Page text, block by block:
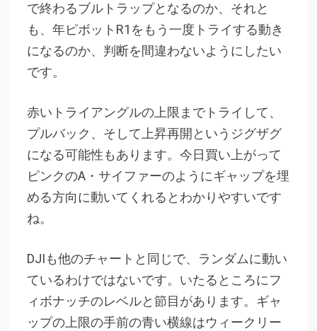
で終わるブルトラップとなるのか、それと
も、年ピボットR1をもう一度トライする動き
になるのか、判断を間違わないようにしたい
です。
赤いトライアングルの上限までトライして、
プルバック、そして上昇再開というジグザグ
になる可能性もあります。今日買い上がって
ピンクのA・サイファーのようにギャップを埋
める方向に動いてくれるとわかりやすいです
ね。
DJIも他のチャートと同じで、ランダムに動い
ているわけではないです。いたるところにフ
ィボナッチのレベルと節目があります。ギャ
ップの上限の手前の青い横線はウィークリー